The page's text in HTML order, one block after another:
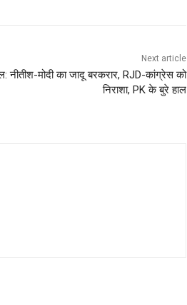
Next article
नीतीश-मोदी का जादू बरकरार, RJD-कांग्रेस को
निराशा, PK के बुरे हाल